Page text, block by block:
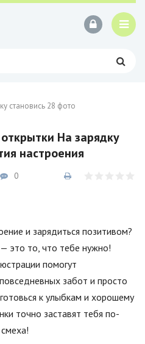
становись 28 фото
На зарядку
настроения
0
и зарядиться позитивом?
— это то, что тебе нужно!
помогут
забот и просто
к улыбкам и хорошему
точно заставят тебя по-